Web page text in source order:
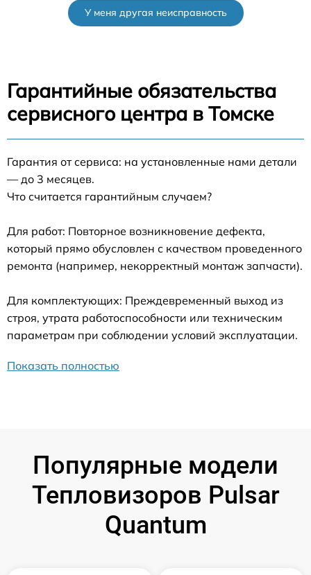
У меня другая неисправность
Гарантийные обязательства
сервисного центра в Томске
Гарантия от сервиса: на установленные нами детали
— до 3 месяцев.
Что считается гарантийным случаем?
Для работ: Повторное возникновение дефекта,
который прямо обусловлен с качеством проведенного
ремонта (например, некорректный монтаж запчасти).
Для комплектующих: Преждевременный выход из
строя, утрата работоспособности или техническим
параметрам при соблюдении условий эксплуатации.
Показать полностью
Популярные модели
Тепловизоров Pulsar
Quantum